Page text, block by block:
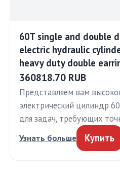
60T single and double
electric hydraulic
heavy duty double
360818.70 RUB
Представляем вам
электрический цилиндр
для задач, требующих
Узнать больше Купить